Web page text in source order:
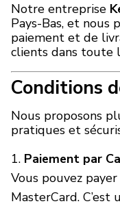
SOINS À DOMICILE
NANO GOLD
ACCESSOIRES
Livraison et
Notre entreprise
Pays-Bas, et nous
paiement et de
clients dans toute
Conditions
Nous proposons
pratiques et
Paiement par
Vous pouvez
MasterCard.